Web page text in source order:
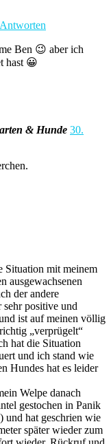
Antworten
Ben 😉 aber ich
hast 😀
& Hunde 30.
Situation mit meinem
ausgewachsenen
der andere
positive und
ist auf meinen völlig
„verprügelt“
hat die Situation
und ich stand wie
Hundes hat es leider
Welpe danach
gestochen in Panik
und hat geschrien wie
später wieder zum